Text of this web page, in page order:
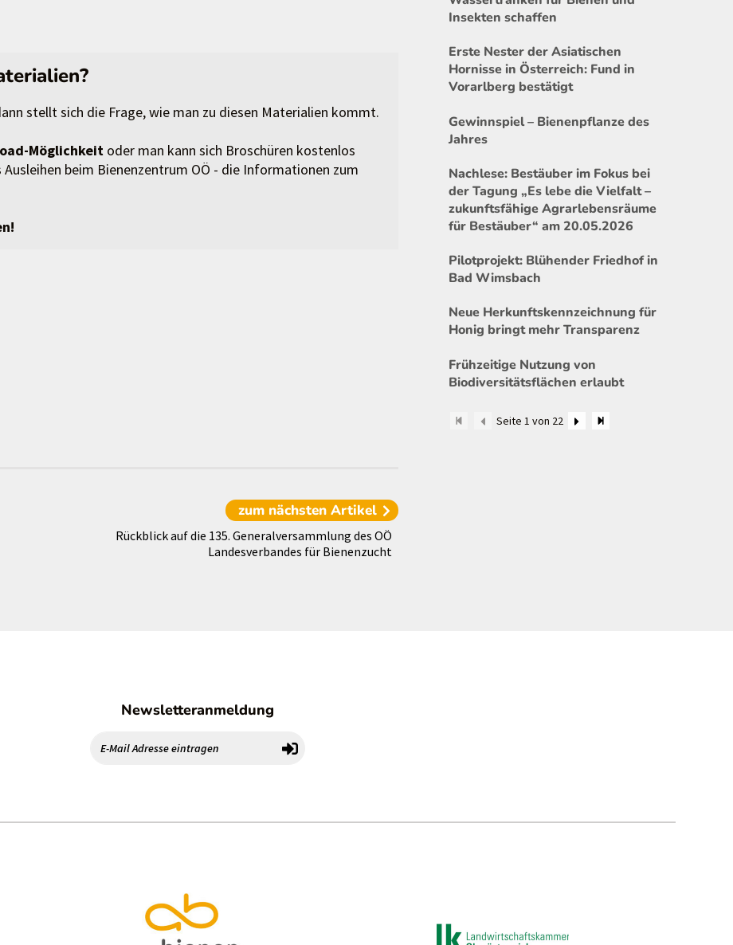
stellt sich die Frage, wie man zu diesen Materialien kommt.
Möglichkeit oder man kann sich Broschüren kostenlos
beim Bienenzentrum OÖ - die Informationen zum
zum nächsten Artikel
Rückblick auf die 135. Generalversammlung des OÖ
Landesverbandes für Bienenzucht
Insekten schaffen
Erste Nester der Asiatischen
Hornisse in Österreich: Fund in
Vorarlberg bestätigt
Gewinnspiel – Bienenpflanze des
Jahres
Nachlese: Bestäuber im Fokus bei
der Tagung „Es lebe die Vielfalt –
zukunftsfähige Agrarlebensräume
für Bestäuber“ am 20.05.2026
Pilotprojekt: Blühender Friedhof in
Bad Wimsbach
Neue Herkunftskennzeichnung für
Honig bringt mehr Transparenz
Frühzeitige Nutzung von
Biodiversitätsflächen erlaubt
Seite 1 von 22
Newsletteranmeldung